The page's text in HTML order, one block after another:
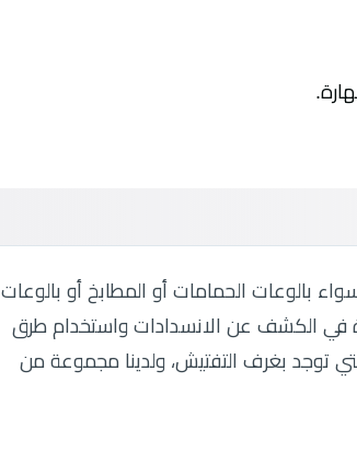
بالوعات الحمامات أو المطابخ أو بالوعات
في الكشف عن الانسدادات واستخدام طرق
توجد بغرف التفتيش، ولدينا مجموعة من